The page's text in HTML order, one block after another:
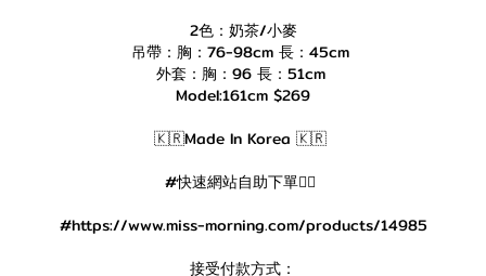
2色：奶茶/小麥
吊帶：胸：76-98cm 長：45cm
外套：胸：96 長：51cm
Model:161cm $269
🇰🇷Made In Korea 🇰🇷
#快速網站自助下單👇🏻
#https://www.miss-morning.com/products/14985
接受付款方式：